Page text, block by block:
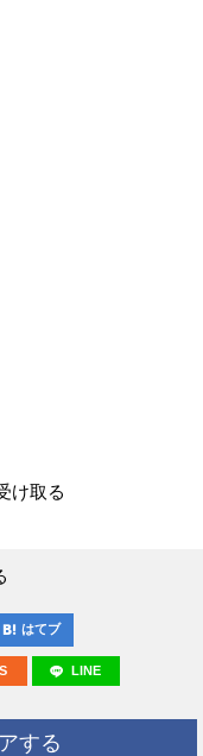
け取る
はてブ
LINE
する